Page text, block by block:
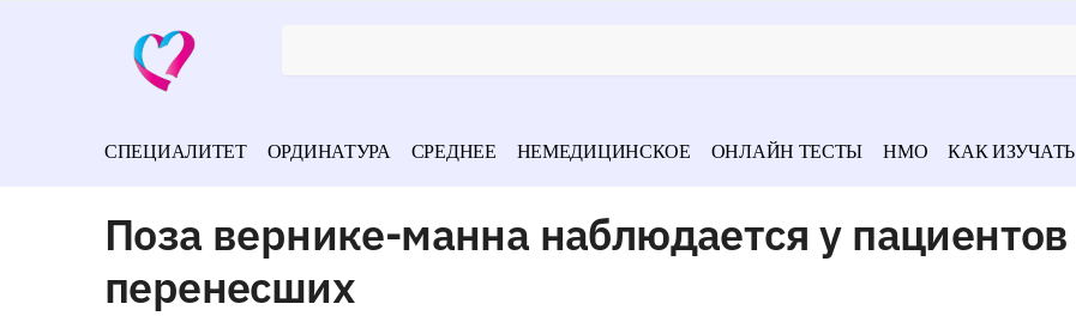
СПЕЦИАЛИТЕТ ОРДИНАТУРА СРЕДНЕЕ НЕМЕДИЦИНСКОЕ ОНЛАЙН ТЕСТЫ НМО КАК ИЗУЧАТЬ
Поза вернике-манна наблюдается у пациентов
перенесших